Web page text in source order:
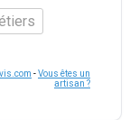
-Vous êtes un
artisan ?